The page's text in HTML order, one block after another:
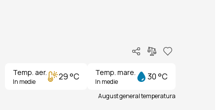
Temp. aer.
In medie 29 °C Temp. mare.
In medie 30 °C
August general temperatura